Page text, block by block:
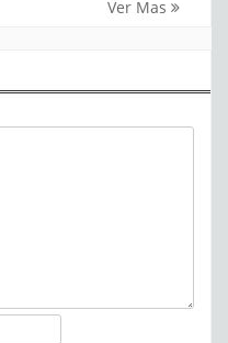
Ver Mas